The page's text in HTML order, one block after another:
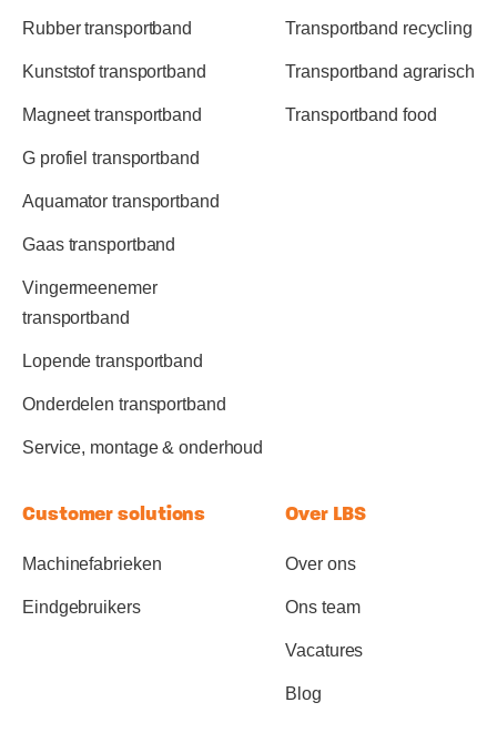
Rubber transportband
Kunststof transportband
Magneet transportband
G profiel transportband
Aquamator transportband
Gaas transportband
Vingermeenemer
transportband
Lopende transportband
Onderdelen transportband
Service, montage & onderhoud
Transportband recycling
Transportband agrarisch
Transportband food
Customer solutions
Machinefabrieken
Eindgebruikers
Over LBS
Over ons
Ons team
Vacatures
Blog